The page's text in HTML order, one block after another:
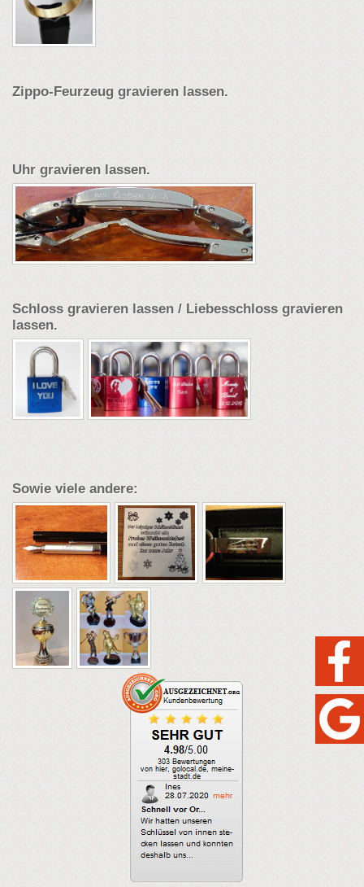
Zippo-Feurzeug gravieren lassen.
Uhr gravieren lassen.
Schloss gravieren lassen / Liebesschloss gravieren
lassen.
Sowie viele andere: